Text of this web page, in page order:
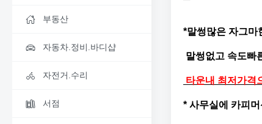
부동산
자동차.정비.바디샵
자전거.수리
서점
*말썽많은 자그마
말썽없고 속도빠
타운내 최저가격
* 사무실에 카피